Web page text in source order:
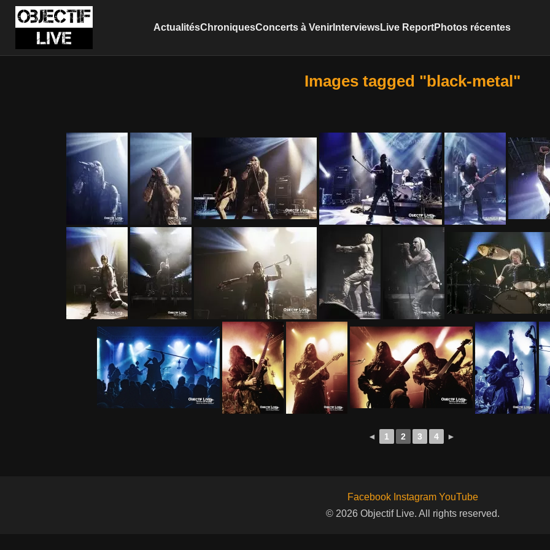
ActualitésChroniquesConcerts à VenirInterviewsLive ReportPhotos récentes
Images tagged "black-metal"
◄ 1 2 3 4 ►
Facebook Instagram YouTube
© 2026 Objectif Live. All rights reserved.